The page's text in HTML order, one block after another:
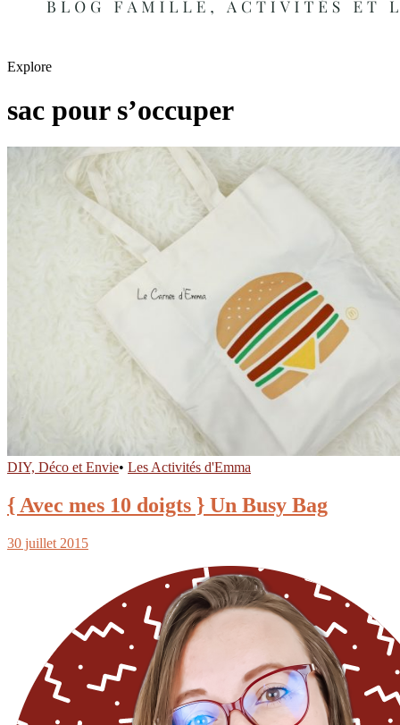
Explore
sac pour s’occuper
DIY, Déco et Envie• Les Activités d'Emma
{ Avec mes 10 doigts } Un Busy Bag
30 juillet 2015